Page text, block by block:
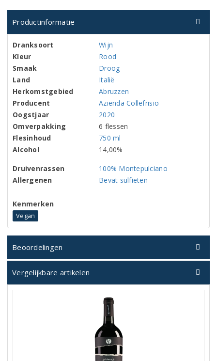
Productinformatie
Dranksoort
Wijn
Kleur
Rood
Smaak
Droog
Land
Italië
Herkomstgebied
Abruzzen
Producent
Azienda Collefrisio
Oogstjaar
2020
Omverpakking
6 flessen
Flesinhoud
750 ml
Alcohol
14,00%
Druivenrassen
100% Montepulciano
Allergenen
Bevat sulfieten
Kenmerken
Vegan
Beoordelingen
Vergelijkbare artikelen